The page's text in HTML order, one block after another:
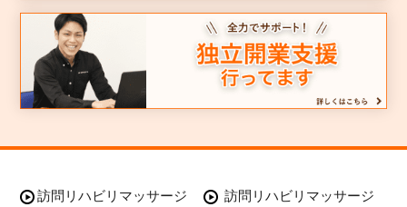
訪問リハビリマッサージ
訪問リハビリマッサージ